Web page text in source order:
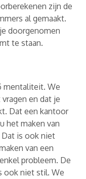
zijn de
al gemaakt.
doorgenomen
te staan.
mentaliteit. We
en dat je
Dat een kantoor
het maken van
Dat is ook niet
van een
probleem. De
ook niet stil. We